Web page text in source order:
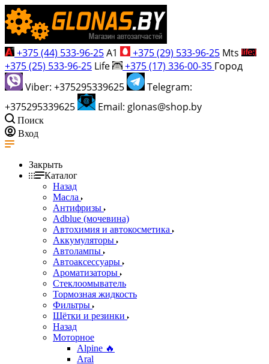
+375 (44) 533-96-25A1 +375 (29) 533-96-25 Mts
+375 (25) 533-96-25 Life +375 (17) 336-00-35 Город
Viber: +375295339625
Telegram:
+375295339625
Email: glonas@shop.by
Поиск
Вход
Закрыть
Каталог
Назад
Масла
Антифризы
Adblue (мочевина)
Автохимия и автокосметика
Аккумуляторы
Автолампы
Автоаксессуары
Ароматизаторы
Стеклоомыватель
Тормозная жидкость
Фильтры
Щётки и резинки
Назад
Моторное
Alpine 🔥
Aral